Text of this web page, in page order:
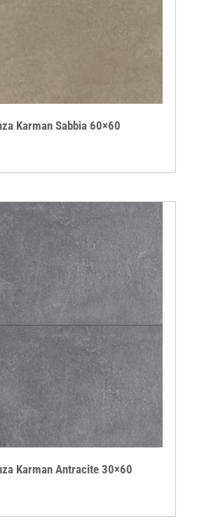
Karman Sabbia 60×60
Karman Antracite 30×60